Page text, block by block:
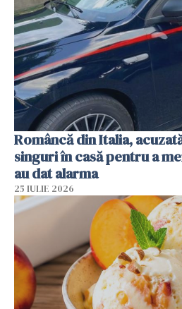
Româncă din Italia,
singuri în casă pentru a
au dat alarma
25 IULIE 2026